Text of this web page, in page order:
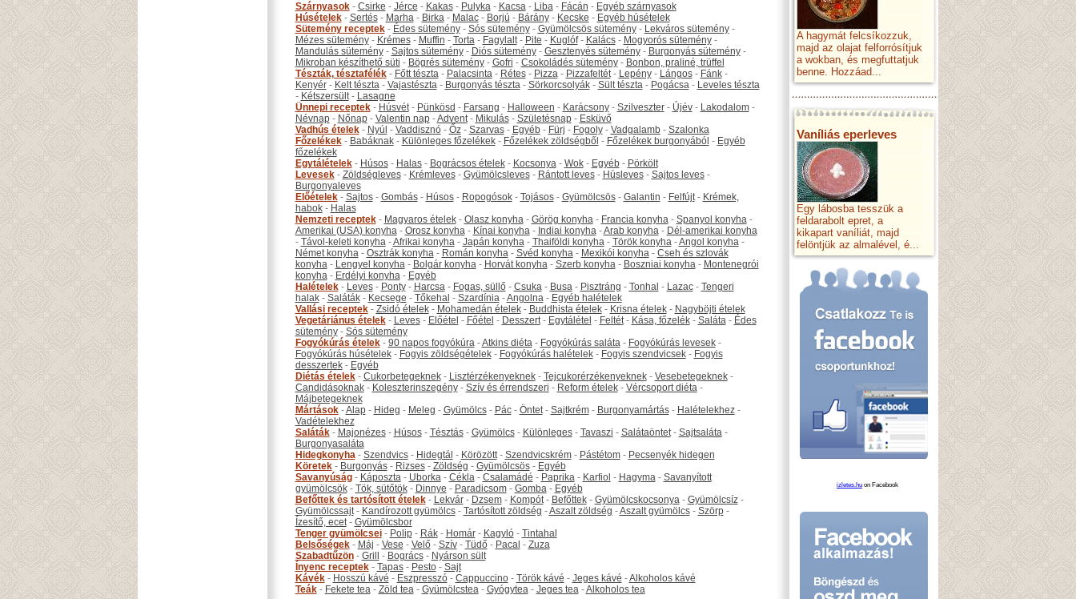
Szárnyasok- Csirke - Jérce - Kakas- Pulyka- Kacsa- Liba- Fácán - Egyéb szárnyasok
Húsételek- Sertés- Marha- Birka- Malac- Borjú - Bárány- Kecske - Egyéb húsételek
Sütemény receptek- Édes sütemény- Sós sütemény- Gyümölcsös sütemény- Lekváros sütemény-
Mézes sütemény- Krémes- Muffin - Torta- Fagylalt- Pite - Kuglóf- Kalács- Mogyorós sütemény-
Mandulás sütemény- Sajtos sütemény- Diós sütemény- Gesztenyés sütemény- Burgonyás sütemény-
Mikroban készíthető süti - Bögrés sütemény- Gofri - Csokoládés sütemény- Bonbon, praliné, trüffel
Tészták, tésztafélék- Főtt tészta- Palacsinta- Rétes- Pizza- Pizzafeltét- Lepény- Lángos- Fánk-
Kenyér- Kelt tészta- Vajastészta- Burgonyás tészta- Sörkorcsolyák- Sült tészta- Pogácsa- Leveles tészta
- Kétszersült- Lasagne
Ünnepi receptek- Húsvét- Pünkösd - Farsang - Halloween - Karácsony- Szilveszter- Újév- Lakodalom-
Névnap- Nőnap- Valentin nap-Advent- Mikulás- Születésnap- Esküvő
Vadhús ételek- Nyúl - Vaddisznó- Őz- Szarvas- Egyéb- Fürj - Fogoly- Vadgalamb- Szalonka
Főzelékek- Babáknak- Különleges főzelékek- Főzelékek zöldségből - Főzelékek burgonyából - Egyéb
főzelékek
Egytálételek- Húsos- Halas- Bográcsos ételek- Kocsonya- Wok- Egyéb- Pörkölt
Levesek- Zöldségleves- Krémleves- Gyümölcsleves- Rántott leves- Húsleves- Sajtos leves-
Burgonyaleves
Előételek- Sajtos- Gombás- Húsos- Ropogósok- Tojásos- Gyümölcsös- Galantin - Felfújt- Krémek,
habok- Halas
Nemzeti receptek- Magyaros ételek- Olasz konyha- Görög konyha- Francia konyha- Spanyol konyha-
Amerikai (USA) konyha- Orosz konyha- Kínai konyha- Indiai konyha-Arab konyha- Dél-amerikai konyha
- Távol-keleti konyha-Afrikai konyha- Japán konyha- Thaiföldi konyha- Török konyha-Angol konyha-
Német konyha- Osztrák konyha- Román konyha- Svéd konyha- Mexikói konyha- Cseh és szlovák
konyha- Lengyel konyha- Bolgár konyha- Horvát konyha- Szerb konyha- Boszniai konyha- Montenegrói
konyha- Erdélyi konyha- Egyéb
Halételek- Leves- Ponty- Harcsa- Fogas, süllő- Csuka- Busa- Pisztráng - Tonhal - Lazac- Tengeri
halak- Saláták- Kecsege - Tőkehal - Szardínia-Angolna- Egyéb halételek
Vallási receptek- Zsidó ételek- Mohamedán ételek- Buddhista ételek- Krisna ételek- Nagyböjti ételek
Vegetáriánus ételek- Leves- Előétel - Főétel - Desszert- Egytálétel - Feltét- Kása, főzelék- Saláta- Édes
sütemény- Sós sütemény
Fogyókúrás ételek- 90 napos fogyókúra-Atkins diéta- Fogyókúrás saláta- Fogyókúrás levesek-
Fogyókúrás húsételek- Fogyis zöldségételek- Fogyókúrás halételek- Fogyis szendvicsek- Fogyis
desszertek- Egyéb
Diétás ételek- Cukorbetegeknek- Lisztérzékenyeknek- Tejcukorérzékenyeknek- Vesebetegeknek-
Candidásoknak- Koleszterinszegény- Szív és érrendszeri - Reform ételek- Vércsoport diéta-
Májbetegeknek
Mártások-Alap- Hideg - Meleg - Gyümölcs- Pác- Öntet- Sajtkrém- Burgonyamártás- Halételekhez-
Vadételekhez
Saláták- Majonézes- Húsos- Tésztás- Gyümölcs- Különleges- Tavaszi - Salátaöntet- Sajtsaláta-
Burgonyasaláta
Hidegkonyha- Szendvics- Hidegtál - Körözött- Szendvicskrém- Pástétom- Pecsenyék hidegen
Köretek- Burgonyás- Rizses- Zöldség - Gyümölcsös- Egyéb
Savanyúság- Káposzta- Uborka- Cékla- Csalamádé - Paprika- Karfiol - Hagyma- Savanyított
gyümölcsök- Tök, sütőtök- Dinnye - Paradicsom- Gomba- Egyéb
Befőttek és tartósított ételek- Lekvár- Dzsem- Kompót- Befőttek- Gyümölcskocsonya- Gyümölcsíz-
Gyümölcssajt- Kandírozott gyümölcs- Tartósított zöldség -Aszalt zöldség -Aszalt gyümölcs- Szörp-
Ízesítő, ecet- Gyümölcsbor
Tenger gyümölcsei- Polip- Rák- Homár- Kagyló- Tintahal
Belsőségek- Máj - Vese - Velő- Szív- Tüdő- Pacal - Zuza
Szabadtűzön- Grill - Bogrács- Nyárson sült
Ínyenc receptek- Tapas- Pesto- Sajt
Kávék- Hosszú kávé - Eszpresszó- Cappuccino- Török kávé - Jeges kávé -Alkoholos kávé
Teák- Fekete tea- Zöld tea- Gyümölcstea- Gyógytea- Jeges tea-Alkoholos tea
A hagymát felcsíkozzuk,
majd az olajat felforrósítjuk
a wokban, és megfuttatjuk
benne. Hozzáad...
Vaníliás eperleves
Egy lábosba tesszük a
feldarabolt epret, a
kikapart vaníliát, majd
felöntjük az almalével, é...
izletes.hu on Facebook